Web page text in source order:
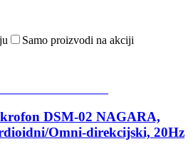
Samo proizvodi na akciji
DSM-02 NAGARA,
Omni-direkcijski, 20Hz